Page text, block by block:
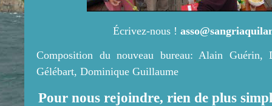
Écrivez-nous !
Composition du nouveau bureau: Alain Guérin,
Gélébart, Dominique Guillaume
Pour nous rejoindre, rien de plus